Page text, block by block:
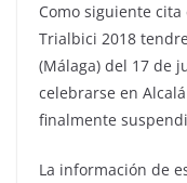
Como siguiente
Trialbici 2018
(Málaga) del 17 de
celebrarse en
finalmente
La información de